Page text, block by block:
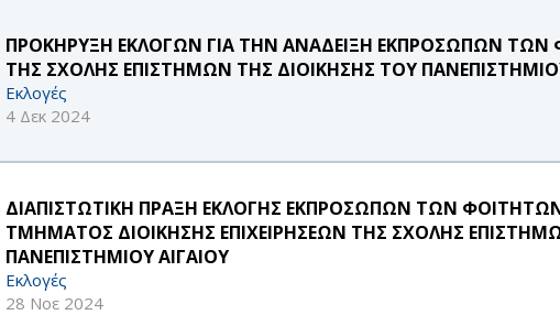
ΠΡΟΚΗΡΥΞΗ ΕΚΛΟΓΩΝ ΓΙΑ ΤΗΝ ΑΝΑΔΕΙΞΗ ΕΚΠΡΟΣΩΠΩΝ
ΤΗΣ ΣΧΟΛΗΣ ΕΠΙΣΤΗΜΩΝ ΤΗΣ ΔΙΟΙΚΗΣΗΣ ΤΟΥ
Εκλογές
4 Δεκ 2024
ΔΙΑΠΙΣΤΩΤΙΚΗ ΠΡΑΞΗ ΕΚΛΟΓΗΣ ΕΚΠΡΟΣΩΠΩΝ ΤΩΝ
ΤΜΗΜΑΤΟΣ ΔΙΟΙΚΗΣΗΣ ΕΠΙΧΕΙΡΗΣΕΩΝ ΤΗΣ ΣΧΟΛΗΣ
ΠΑΝΕΠΙΣΤΗΜΙΟΥ ΑΙΓΑΙΟΥ
Εκλογές
28 Νοε 2024